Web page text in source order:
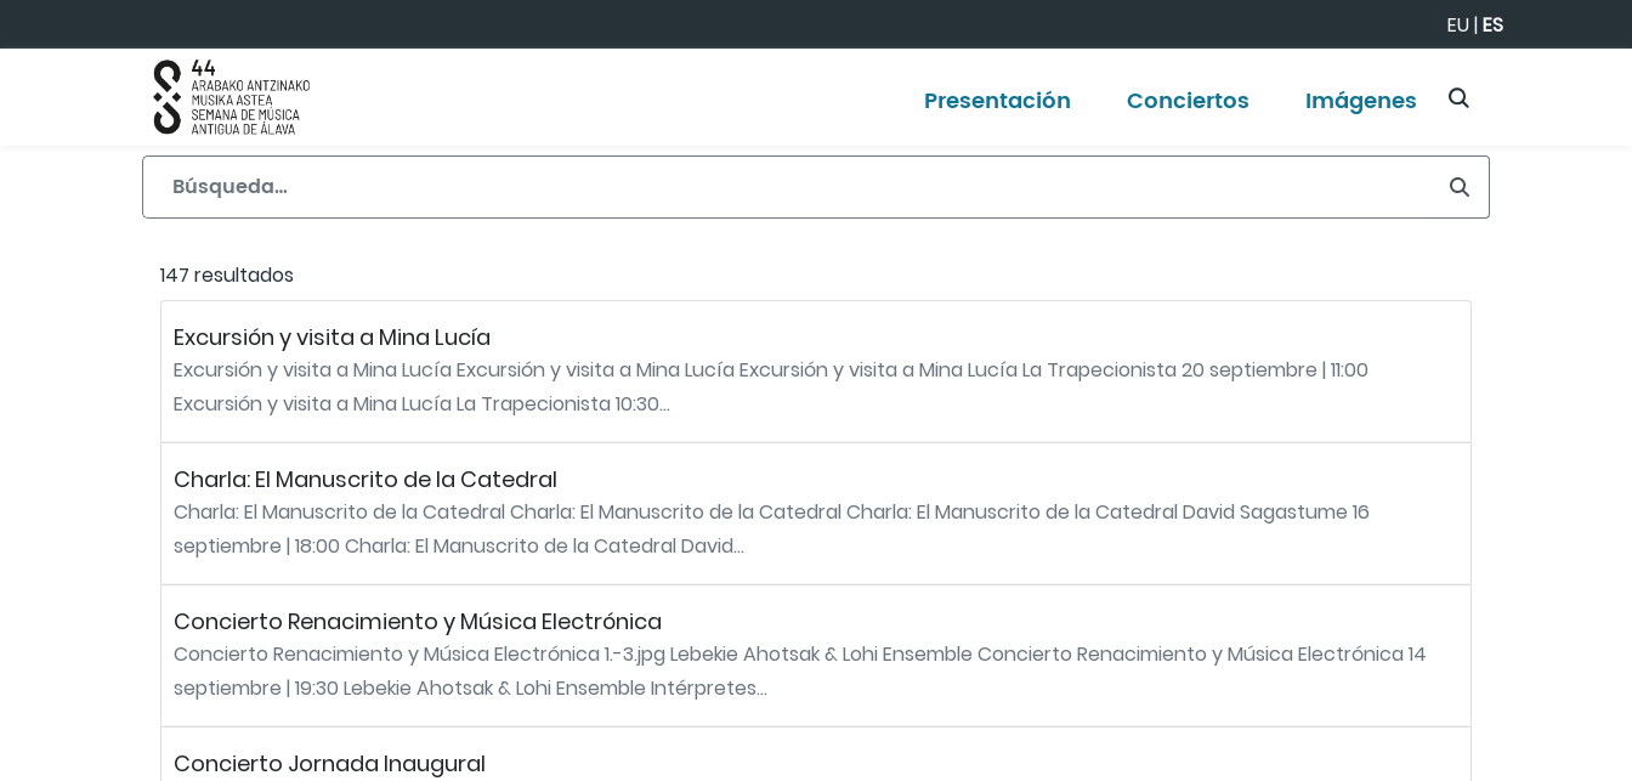
EU|ES
Presentación Conciertos Imágenes
147 resultados
Excursión y visita a Mina Lucía
Excursión y visita a Mina Lucía Excursión y visita a Mina Lucía Excursión y visita a Mina Lucía La Trapecionista 20 septiembre | 11:00
Excursión y visita a Mina Lucía La Trapecionista 10:30...
Charla: El Manuscrito de la Catedral
Charla: El Manuscrito de la Catedral Charla: El Manuscrito de la Catedral Charla: El Manuscrito de la Catedral David Sagastume 16
septiembre | 18:00 Charla: El Manuscrito de la Catedral David...
Concierto Renacimiento y Música Electrónica
Concierto Renacimiento y Música Electrónica 1.-3.jpg Lebekie Ahotsak & Lohi Ensemble Concierto Renacimiento y Música Electrónica 14
septiembre | 19:30 Lebekie Ahotsak & Lohi Ensemble Intérpretes...
Concierto Jornada Inaugural